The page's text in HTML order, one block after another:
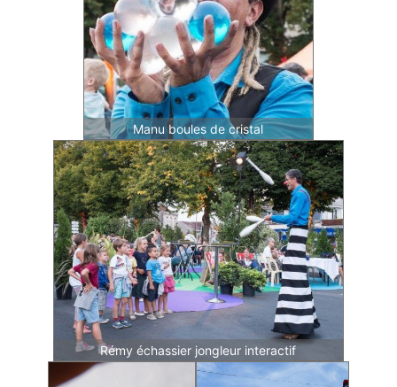
Manu boules de cristal
Rémy échassier jongleur interactif